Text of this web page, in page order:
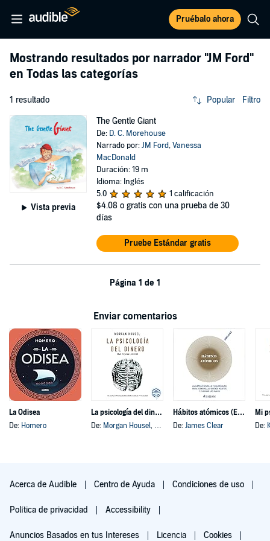
Pruébalo ahora
Mostrando resultados por narrador "JM Ford"
en Todas las categorías
1 resultado Popular Filtro
Vista previa
The Gentle Giant
De: D. C. Morehouse
Narrado por:JM Ford,Vanessa
MacDonald
Duración: 19 m
Idioma: Inglés
5.0
1 calificación
$4.08 o gratis con una prueba de 30
días
Pruebe Estándar gratis
Página 1 de 1
Enviar comentarios
La Odisea
De: Homero
La psicología del dinero
De: Morgan Housel, y otros
Hábitos atómicos (Español neutro)
De: James Clear
Mi
De:
Acerca de Audible Centro de Ayuda Condiciones de uso
Política de privacidad Accessibility
Anuncios Basados en tus Intereses Licencia Cookies